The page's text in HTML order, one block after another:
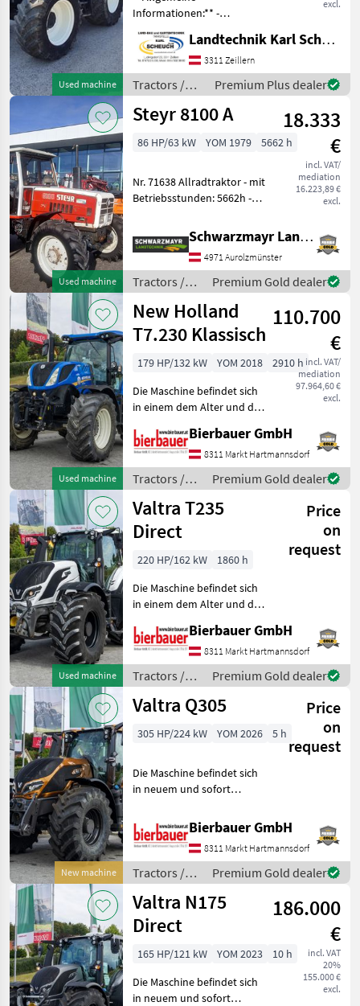
Used machine
excl.
Informationen:** -
**Marke:** New Holland -
**Modell:** T6.150 -
**Baujahr:** 2013 -
**Betriebsstunden:** 7705
Stunden - **Leistung:** 131
PS **
Landtechnik Karl Scheuch
3311 Zeillern
Tractors /
New Holland
Premium Plus dealer
Used machine
Steyr 8100 A
18.333
€
incl. VAT/
mediation
16.223,89 €
excl.
86 HP/63 kW YOM 1979 5662 h
Nr. 71638 Allradtraktor - mit
Betriebsstunden: 5662h -
Erstanmeldung am
26.04.1979 - mit 30 km/h
Bauartgeschwindigkeit - mit
1 DW Steue
Schwarzmayr Landtechnik GmbH - Aurolzmünster
4971 Aurolzmünster
Tractors /
Steyr
Premium Gold dealer
Used machine
New Holland
T7.230 Klassisch
110.700
€
incl. VAT/
mediation
97.964,60 €
excl.
179 HP/132 kW YOM 2018
2910 h
Die Maschine befindet sich
in einem dem Alter und der
Zustand und kann nach
telefonischer Vereinbarung
gerne vor Ort besichtigt
und geprüft we
Bierbauer GmbH
8311 Markt Hartmannsdorf
Tractors /
New Holland
Premium Gold dealer
Used machine
Valtra T235
Direct
Price
on
request
220 HP/162 kW
1860 h
Die Maschine befindet sich
in einem dem Alter und der
Zustand und kann nach
telefonischer Vereinbarung
gerne vor Ort besichtigt
und geprüft we
Bierbauer GmbH
8311 Markt Hartmannsdorf
Tractors /
Valtra
Premium Gold dealer
New machine
Valtra Q305
Price
on
request
305 HP/224 kW YOM 2026 5 h
Die Maschine befindet sich
in neuem und sofort
und kann nach
telefonischer Vereinbarung
gerne vor Ort besichtigt
werden. Neumaschine sofo
Bierbauer GmbH
8311 Markt Hartmannsdorf
Tractors /
Valtra
Premium Gold dealer
Valtra N175
Direct
186.000
€
incl. VAT
20%
155.000 €
excl.
165 HP/121 kW YOM 2023
10 h
Die Maschine befindet sich
in neuem und sofort